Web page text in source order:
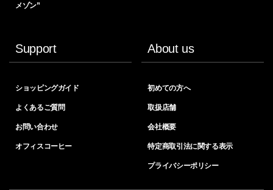
メゾン”
Support
ショッピングガイド
よくあるご質問
お問い合わせ
オフィスコーヒー
About us
初めての方へ
取扱店舗
会社概要
特定商取引法に関する表示
プライバシーポリシー